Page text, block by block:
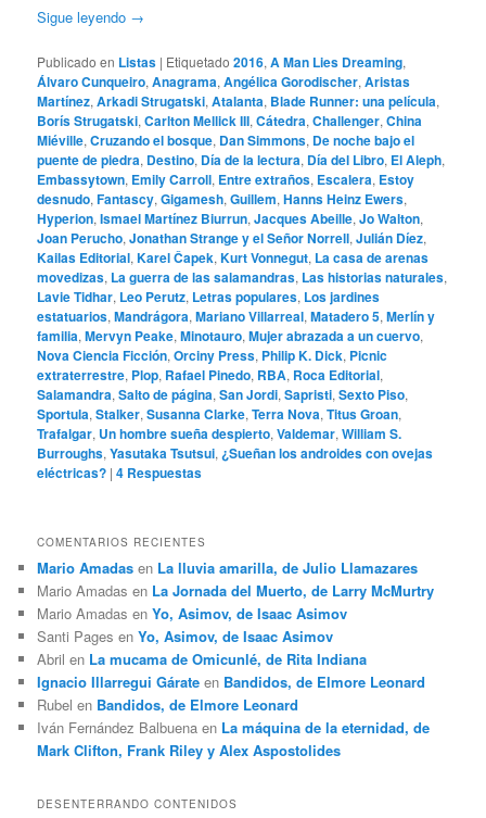
Sigue leyendo →
Publicado en Listas | Etiquetado 2016,A Man Lies Dreaming,
Álvaro Cunqueiro,Anagrama,Angélica Gorodischer,Aristas
Martínez,Arkadi Strugatski,Atalanta, Blade Runner: una película,
Borís Strugatski,Carlton Mellick III,Cátedra,Challenger,China
Miéville,Cruzando el bosque, Dan Simmons, De noche bajo el
puente de piedra, Destino, Día de la lectura, Día del Libro, El Aleph,
Embassytown, Emily Carroll, Entre extraños, Escalera, Estoy
desnudo,Fantascy,Gigamesh,Guillem,Hanns Heinz Ewers,
Hyperion,Ismael Martínez Biurrun,Jacques Abeille,Jo Walton,
Joan Perucho,Jonathan Strange y el Señor Norrell,Julián Díez,
Kailas Editorial,Karel Čapek,Kurt Vonnegut, La casa de arenas
movedizas, La guerra de las salamandras, Las historias naturales,
Lavie Tidhar, Leo Perutz, Letras populares, Los jardines
estatuarios,Mandrágora,Mariano Villarreal,Matadero 5,Merlín y
familia,Mervyn Peake,Minotauro,Mujer abrazada a un cuervo,
Nova Ciencia Ficción,Orciny Press, Philip K. Dick, Picnic
extraterrestre, Plop, Rafael Pinedo, RBA, Roca Editorial,
Salamandra,Salto de página,San Jordi,Sapristi,Sexto Piso,
Sportula,Stalker,Susanna Clarke,Terra Nova,Titus Groan,
Trafalgar, Un hombre sueña despierto,Valdemar,William S.
Burroughs,Yasutaka Tsutsui, ¿Sueñan los androides con ovejas
eléctricas? |4 Respuestas
COMENTARIOS RECIENTES
Mario Amadas en La lluvia amarilla, de Julio Llamazares
Mario Amadas en La Jornada del Muerto, de Larry McMurtry
Mario Amadas enYo, Asimov, de Isaac Asimov
Santi Pages enYo, Asimov, de Isaac Asimov
Abril en La mucama de Omicunlé, de Rita Indiana
Ignacio Illarregui Gárate en Bandidos, de Elmore Leonard
Rubel en Bandidos, de Elmore Leonard
Iván Fernández Balbuena en La máquina de la eternidad, de
Mark Clifton, Frank Riley y Alex Aspostolides
DESENTERRANDO CONTENIDOS